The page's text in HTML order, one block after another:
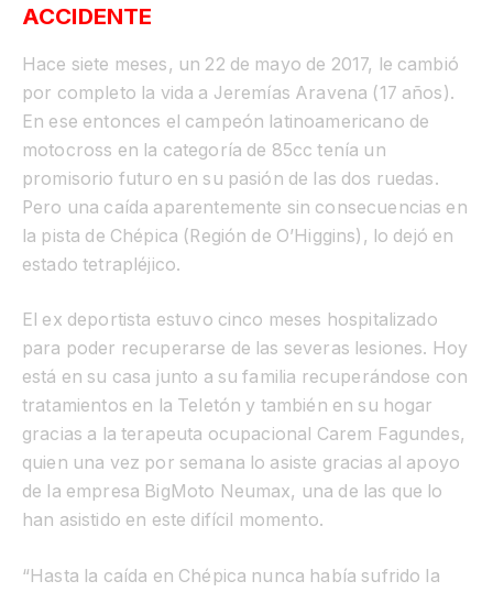
ACCIDENTE
Hace siete meses, un 22 de mayo de 2017, le cambió
por completo la vida a Jeremías Aravena (17 años).
En ese entonces el campeón latinoamericano de
motocross en la categoría de 85cc tenía un
promisorio futuro en su pasión de las dos ruedas.
Pero una caída aparentemente sin consecuencias en
la pista de Chépica (Región de O’Higgins), lo dejó en
estado tetrapléjico.
El ex deportista estuvo cinco meses hospitalizado
para poder recuperarse de las severas lesiones. Hoy
está en su casa junto a su familia recuperándose con
tratamientos en la Teletón y también en su hogar
gracias a la terapeuta ocupacional Carem Fagundes,
quien una vez por semana lo asiste gracias al apoyo
de la empresa BigMoto Neumax, una de las que lo
han asistido en este difícil momento.
“Hasta la caída en Chépica nunca había sufrido la